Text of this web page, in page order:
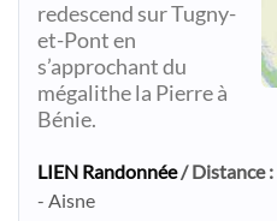
redescend sur Tugny-
et-Pont en
s’approchant du
mégalithe la Pierre à
Bénie.
LIEN Randonnée/ Distance :
- Aisne